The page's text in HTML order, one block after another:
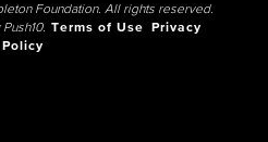
Foundation. All rights reserved.
Terms of Use
Privacy
Policy